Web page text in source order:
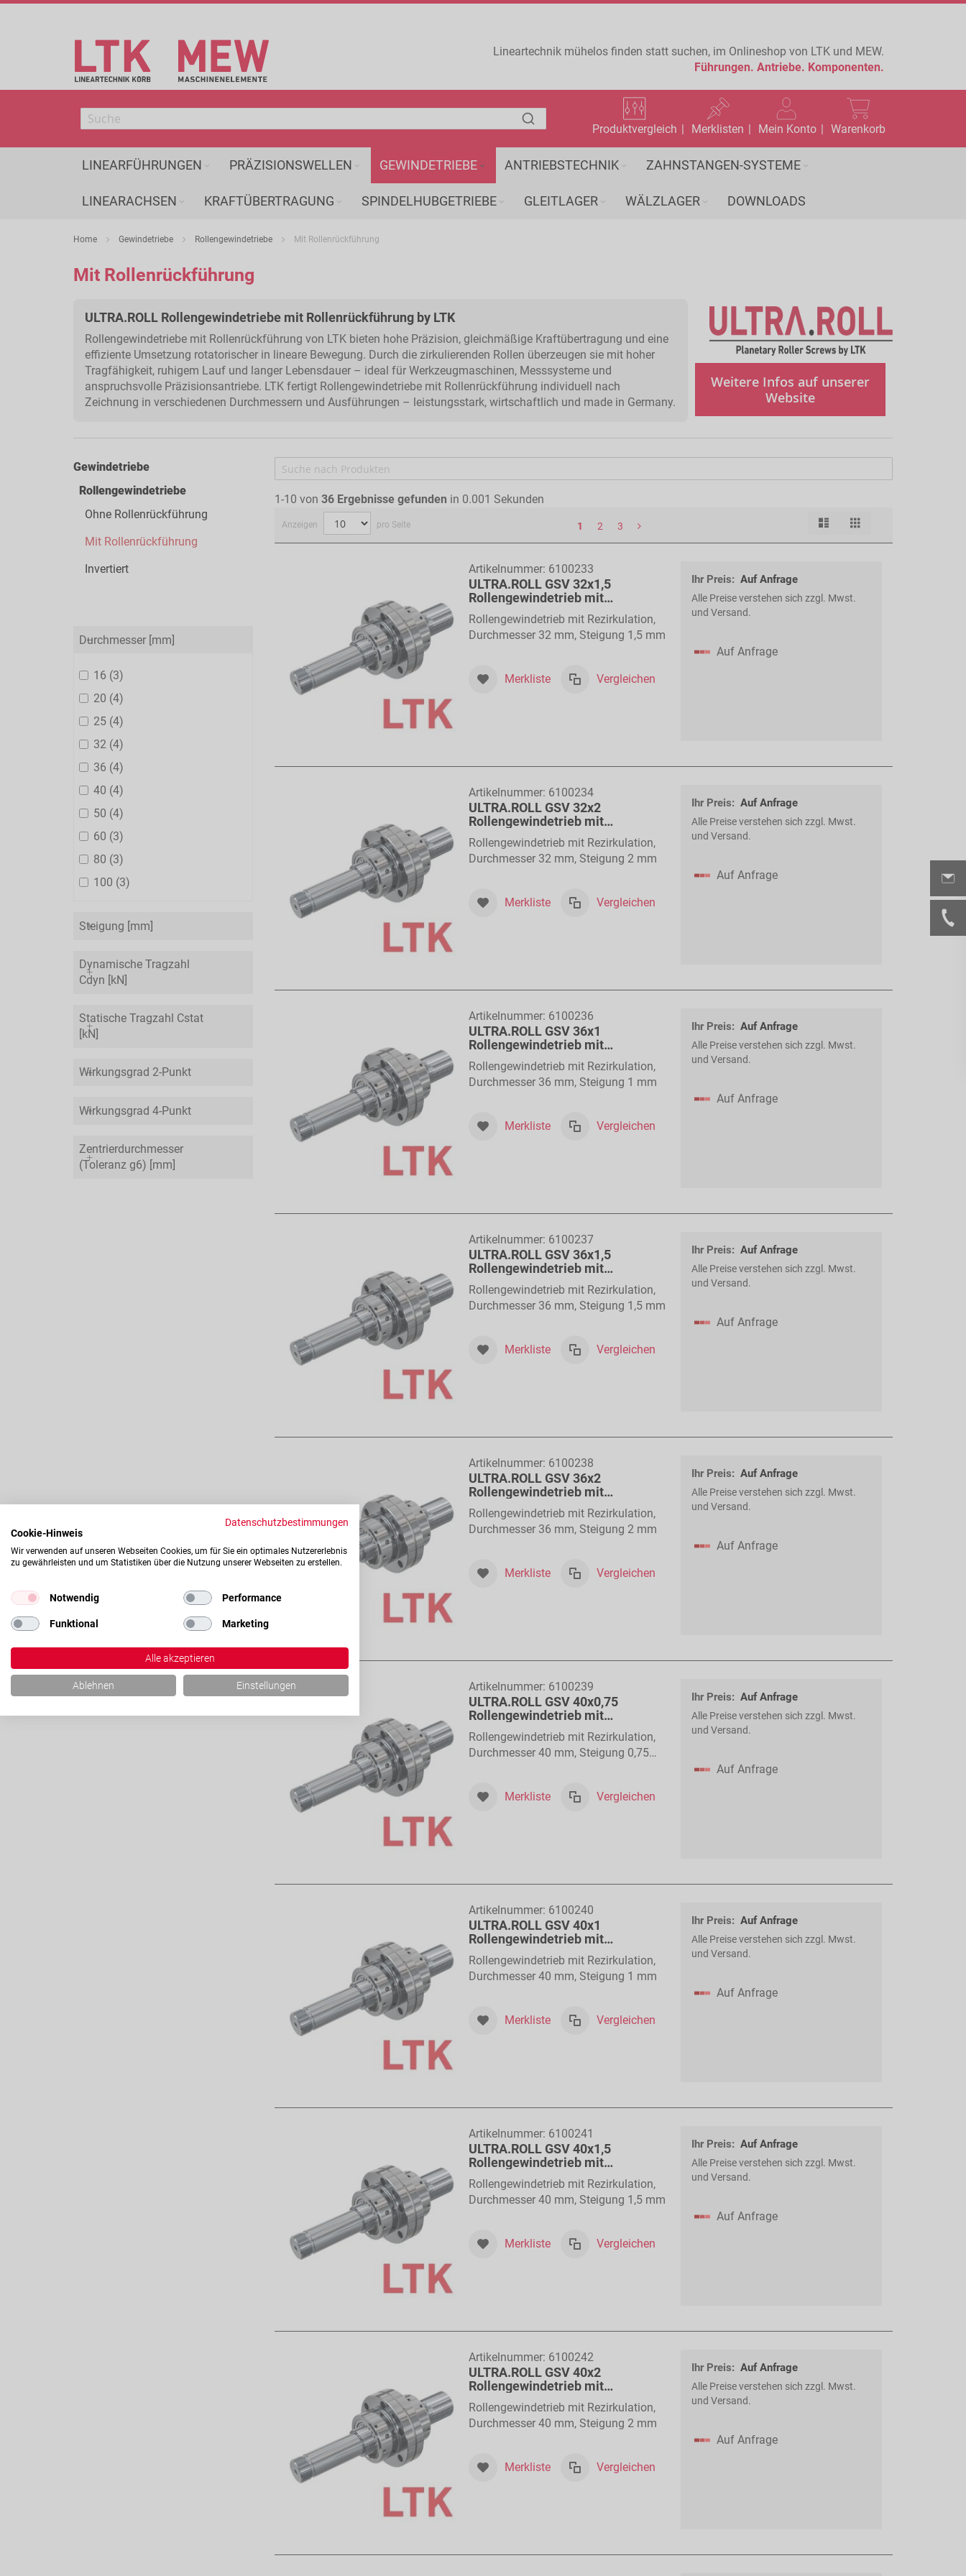
Inhalt
Lineartechnik mühelos finden statt suchen, im Onlineshop von LTK und MEW.
Führungen. Antriebe. Komponenten.
Warenkorb
Produktvergleich Merklisten Mein Konto
LINEARFÜHRUNGEN PRÄZISIONSWELLEN GEWINDETRIEBE ANTRIEBSTECHNIK ZAHNSTANGEN-SYSTEME
LINEARACHSEN KRAFTÜBERTRAGUNG SPINDELHUBGETRIEBE GLEITLAGER WÄLZLAGER DOWNLOADS
Home Gewindetriebe Rollengewindetriebe Mit Rollenrückführung
Mit Rollenrückführung
ULTRA.ROLL Rollengewindetriebe mit Rollenrückführung by LTK
Rollengewindetriebe mit Rollenrückführung von LTK bieten hohe Präzision, gleichmäßige Kraftübertragung und eine
effiziente Umsetzung rotatorischer in lineare Bewegung. Durch die zirkulierenden Rollen überzeugen sie mit hoher
Tragfähigkeit, ruhigem Lauf und langer Lebensdauer – ideal für Werkzeugmaschinen, Messsysteme und
anspruchsvolle Präzisionsantriebe. LTK fertigt Rollengewindetriebe mit Rollenrückführung individuell nach
Zeichnung in verschiedenen Durchmessern und Ausführungen – leistungsstark, wirtschaftlich und made in Germany.
Weitere Infos auf unserer
Website
Gewindetriebe
Rollengewindetriebe
Ohne Rollenrückführung
Mit Rollenrückführung
Invertiert
Durchmesser [mm]
16 3
20 4
25 4
32 4
36 4
40 4
50 4
60 3
80 3
100 3
Steigung [mm]
Dynamische Tragzahl
Cdyn [kN]
Statische Tragzahl Cstat
[kN]
Wirkungsgrad 2-Punkt
Wirkungsgrad 4-Punkt
Zentrierdurchmesser
(Toleranz g6) [mm]
1-10 von 36 Ergebnisse gefunden in 0.001 Sekunden
Anzeigen pro Seite 1 2 3 Ansicht
als
Artikelnummer: 6100233
ULTRA.ROLL GSV 32x1,5
Rollengewindetrieb mit
Rollenrückführung
Rollengewindetrieb mit Rezirkulation,
Durchmesser 32 mm, Steigung 1,5 mm
Merkliste Vergleichen
Ihr Preis: Auf Anfrage
Alle Preise verstehen sich zzgl. Mwst.
und Versand.
Auf Anfrage
Artikelnummer: 6100234
ULTRA.ROLL GSV 32x2
Rollengewindetrieb mit
Rollenrückführung
Rollengewindetrieb mit Rezirkulation,
Durchmesser 32 mm, Steigung 2 mm
Merkliste Vergleichen
Ihr Preis: Auf Anfrage
Alle Preise verstehen sich zzgl. Mwst.
und Versand.
Auf Anfrage
Artikelnummer: 6100236
ULTRA.ROLL GSV 36x1
Rollengewindetrieb mit
Rollenrückführung
Rollengewindetrieb mit Rezirkulation,
Durchmesser 36 mm, Steigung 1 mm
Merkliste Vergleichen
Ihr Preis: Auf Anfrage
Alle Preise verstehen sich zzgl. Mwst.
und Versand.
Auf Anfrage
Artikelnummer: 6100237
ULTRA.ROLL GSV 36x1,5
Rollengewindetrieb mit
Rollenrückführung
Rollengewindetrieb mit Rezirkulation,
Durchmesser 36 mm, Steigung 1,5 mm
Merkliste Vergleichen
Ihr Preis: Auf Anfrage
Alle Preise verstehen sich zzgl. Mwst.
und Versand.
Auf Anfrage
Artikelnummer: 6100238
ULTRA.ROLL GSV 36x2
Rollengewindetrieb mit
Rollenrückführung
Rollengewindetrieb mit Rezirkulation,
Durchmesser 36 mm, Steigung 2 mm
Merkliste Vergleichen
Ihr Preis: Auf Anfrage
Alle Preise verstehen sich zzgl. Mwst.
und Versand.
Auf Anfrage
Artikelnummer: 6100239
ULTRA.ROLL GSV 40x0,75
Rollengewindetrieb mit
Rollenrückführung
Rollengewindetrieb mit Rezirkulation,
Durchmesser 40 mm, Steigung 0,75
Merkliste Vergleichen
Ihr Preis: Auf Anfrage
Alle Preise verstehen sich zzgl. Mwst.
und Versand.
Auf Anfrage
Artikelnummer: 6100240
ULTRA.ROLL GSV 40x1
Rollengewindetrieb mit
Rollenrückführung
Rollengewindetrieb mit Rezirkulation,
Durchmesser 40 mm, Steigung 1 mm
Merkliste Vergleichen
Ihr Preis: Auf Anfrage
Alle Preise verstehen sich zzgl. Mwst.
und Versand.
Auf Anfrage
Artikelnummer: 6100241
ULTRA.ROLL GSV 40x1,5
Rollengewindetrieb mit
Rollenrückführung
Rollengewindetrieb mit Rezirkulation,
Durchmesser 40 mm, Steigung 1,5 mm
Merkliste Vergleichen
Ihr Preis: Auf Anfrage
Alle Preise verstehen sich zzgl. Mwst.
und Versand.
Auf Anfrage
Artikelnummer: 6100242
ULTRA.ROLL GSV 40x2
Rollengewindetrieb mit
Rollenrückführung
Rollengewindetrieb mit Rezirkulation,
Durchmesser 40 mm, Steigung 2 mm
Merkliste Vergleichen
Ihr Preis: Auf Anfrage
Alle Preise verstehen sich zzgl. Mwst.
und Versand.
Auf Anfrage
Datenschutzbestimmungen
Cookie-Hinweis
Wir verwenden auf unseren Webseiten Cookies, um für Sie ein optimales Nutzererlebnis
zu gewährleisten und um Statistiken über die Nutzung unserer Webseiten zu erstellen.
Notwendig Performance
Funktional Marketing
Alle akzeptieren
Ablehnen Einstellungen